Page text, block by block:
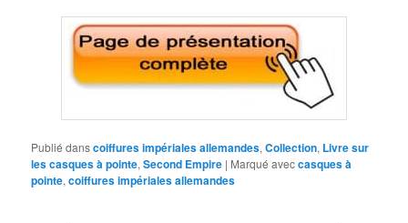
Publié danscoiffures impériales allemandes,Collection, Livre sur
les casques à pointe,Second Empire | Marqué aveccasques à
pointe,coiffures impériales allemandes